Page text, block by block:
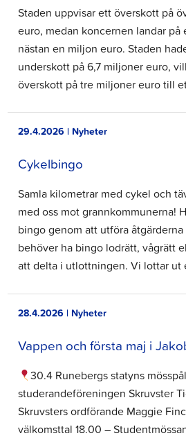
Staden uppvisar ett överskott på
euro, medan koncernen landar på
nästan en miljon euro. Staden
underskott på 6,7 miljoner euro,
överskott på tre miljoner euro till
29.4.2026 | Nyheter
Cykelbingo
Samla kilometrar med cykel och
med oss mot grannkommunerna!
bingo genom att utföra
behöver ha bingo lodrätt, vågrätt
att delta i utlottningen. Vi lottar ut
28.4.2026 | Nyheter
Vappen och första maj i
30.4 Runebergs statyns
studerandeföreningen Skruvster
Skruvsters ordförande Maggie
välkomsttal 18.00 –